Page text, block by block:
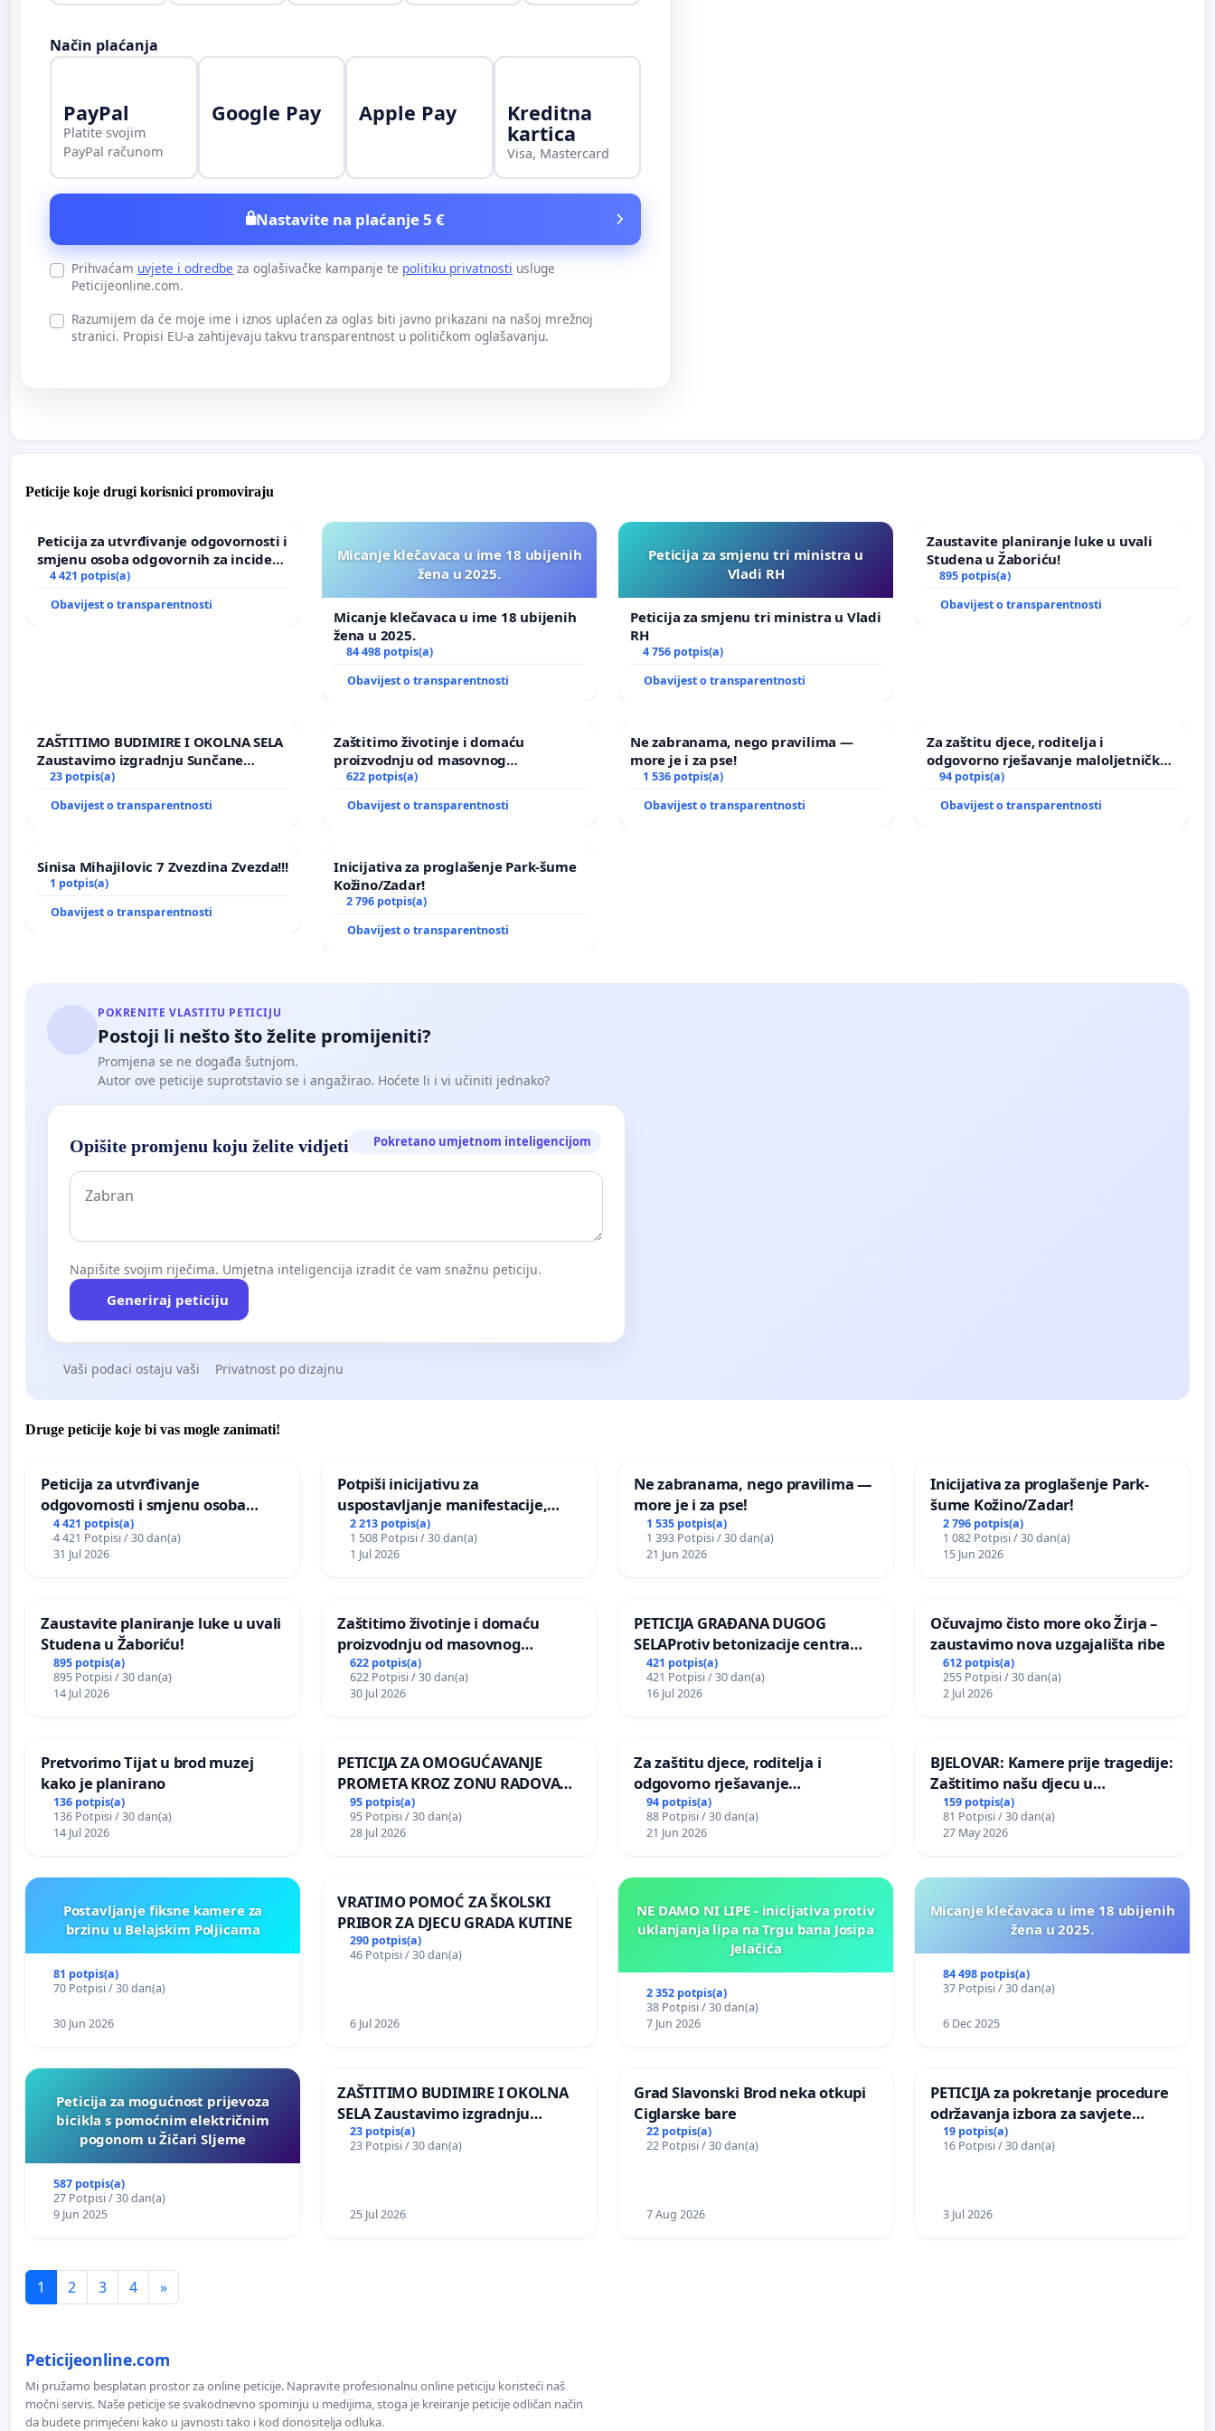
Način plaćanja
PayPal
Platite svojim
PayPal računom
Google Pay Apple Pay Kreditna
kartica
Visa, Mastercard
Nastavite na plaćanje 5 €
Prihvaćam uvjete i odredbe za oglašivačke kampanje te politiku privatnosti usluge
Peticijeonline.com.
Razumijem da će moje ime i iznos uplaćen za oglas biti javno prikazani na našoj mrežnoj
stranici. Propisi EU-a zahtijevaju takvu transparentnost u političkom oglašavanju.
Peticije koje drugi korisnici promoviraju
Peticija za utvrđivanje odgovornosti i
smjenu osoba odgovornih za incident
u Zoološkom vrtu Grada Zagreba
4 421 potpis(a)
Obavijest o transparentnosti
Micanje klečavaca u ime 18 ubijenih
žena u 2025.
Micanje klečavaca u ime 18 ubijenih
žena u 2025.
84 498 potpis(a)
Obavijest o transparentnosti
Peticija za smjenu tri ministra u
Vladi RH
Peticija za smjenu tri ministra u Vladi
RH
4 756 potpis(a)
Obavijest o transparentnosti
Zaustavite planiranje luke u uvali
Studena u Žaboriću!
895 potpis(a)
Obavijest o transparentnosti
ZAŠTITIMO BUDIMIRE I OKOLNA SELA
Zaustavimo izgradnju Sunčane
elektrane Vedrine na području
23 potpis(a)
Obavijest o transparentnosti
Zaštitimo životinje i domaću
proizvodnju od masovnog
uništavanja zbog afričke svinjske
622 potpis(a)
Obavijest o transparentnosti
Ne zabranama, nego pravilima —
more je i za pse!
1 536 potpis(a)
Obavijest o transparentnosti
Za zaštitu djece, roditelja i
odgovorno rješavanje maloljetničkog
nasilja
94 potpis(a)
Obavijest o transparentnosti
Sinisa Mihajilovic 7 Zvezdina Zvezda!!!
1 potpis(a)
Obavijest o transparentnosti
Inicijativa za proglašenje Park-šume
Kožino/Zadar!
2 796 potpis(a)
Obavijest o transparentnosti
POKRENITE VLASTITU PETICIJU
Postoji li nešto što želite promijeniti?
Promjena se ne događa šutnjom.
Autor ove peticije suprotstavio se i angažirao. Hoćete li i vi učiniti jednako?
Opišite promjenu koju želite vidjeti Pokretano umjetnom inteligencijom
Napišite svojim riječima. Umjetna inteligencija izradit će vam snažnu peticiju.
Generiraj peticiju
Vaši podaci ostaju vaši Privatnost po dizajnu
Druge peticije koje bi vas mogle zanimati!
Peticija za utvrđivanje
odgovornosti i smjenu osoba
odgovornih za incident u
Zoološkom vrtu Grada Zagreba
4 421 potpis(a)
4 421 Potpisi / 30 dan(a)
31 Jul 2026
Potpiši inicijativu za
uspostavljanje manifestacije,
godišnje nagrade ili drugog
javnog događaja „Edin Avdić“ u
Sarajevu
2 213 potpis(a)
1 508 Potpisi / 30 dan(a)
1 Jul 2026
Ne zabranama, nego pravilima —
more je i za pse!
1 535 potpis(a)
1 393 Potpisi / 30 dan(a)
21 Jun 2026
Inicijativa za proglašenje Park-
šume Kožino/Zadar!
2 796 potpis(a)
1 082 Potpisi / 30 dan(a)
15 Jun 2026
Zaustavite planiranje luke u uvali
Studena u Žaboriću!
895 potpis(a)
895 Potpisi / 30 dan(a)
14 Jul 2026
Zaštitimo životinje i domaću
proizvodnju od masovnog
uništavanja zbog afričke svinjske
kuge
622 potpis(a)
622 Potpisi / 30 dan(a)
30 Jul 2026
PETICIJA GRAĐANA DUGOG
SELAProtiv betonizacije centra
grada i za očuvanje postojećih
zelenih površina i odraslih stabala
pri donošenju izmjena
421 potpis(a)
421 Potpisi / 30 dan(a)
16 Jul 2026
Očuvajmo čisto more oko Žirja –
zaustavimo nova uzgajališta ribe
612 potpis(a)
255 Potpisi / 30 dan(a)
2 Jul 2026
Pretvorimo Tijat u brod muzej
kako je planirano
136 potpis(a)
136 Potpisi / 30 dan(a)
14 Jul 2026
PETICIJA ZA OMOGUĆAVANJE
PROMETA KROZ ZONU RADOVA
ZA STANOVNIKE Mjesnog odbora
Kamensko i Lemić Brdo
95 potpis(a)
95 Potpisi / 30 dan(a)
28 Jul 2026
Za zaštitu djece, roditelja i
odgovorno rješavanje
maloljetničkog nasilja
94 potpis(a)
88 Potpisi / 30 dan(a)
21 Jun 2026
BJELOVAR: Kamere prije tragedije:
Zaštitimo našu djecu u
Vukovarskoj!
159 potpis(a)
81 Potpisi / 30 dan(a)
27 May 2026
Postavljanje fiksne kamere za
brzinu u Belajskim Poljicama
81 potpis(a)
70 Potpisi / 30 dan(a)
30 Jun 2026
VRATIMO POMOĆ ZA ŠKOLSKI
PRIBOR ZA DJECU GRADA KUTINE
290 potpis(a)
46 Potpisi / 30 dan(a)
6 Jul 2026
NE DAMO NI LIPE - inicijativa protiv
uklanjanja lipa na Trgu bana Josipa
Jelačića
2 352 potpis(a)
38 Potpisi / 30 dan(a)
7 Jun 2026
Micanje klečavaca u ime 18 ubijenih
žena u 2025.
84 498 potpis(a)
37 Potpisi / 30 dan(a)
6 Dec 2025
Peticija za mogućnost prijevoza
bicikla s pomoćnim električnim
pogonom u Žičari Sljeme
587 potpis(a)
27 Potpisi / 30 dan(a)
9 Jun 2025
ZAŠTITIMO BUDIMIRE I OKOLNA
SELA Zaustavimo izgradnju
Sunčane elektrane Vedrine na
području Ugljana
23 potpis(a)
23 Potpisi / 30 dan(a)
25 Jul 2026
Grad Slavonski Brod neka otkupi
Ciglarske bare
22 potpis(a)
22 Potpisi / 30 dan(a)
7 Aug 2026
PETICIJA za pokretanje procedure
održavanja izbora za savjete
mjesnih zajednica u Općini
Bugojno
19 potpis(a)
16 Potpisi / 30 dan(a)
3 Jul 2026
1 2 3 4 »
Peticijeonline.com
Mi pružamo besplatan prostor za online peticije. Napravite profesionalnu online peticiju koristeći naš
močni servis. Naše peticije se svakodnevno spominju u medijima, stoga je kreiranje peticije odličan način
da budete primjećeni kako u javnosti tako i kod donositelja odluka.